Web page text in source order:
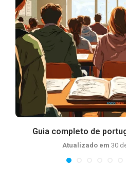
Guia completo de
Atualizado em 30